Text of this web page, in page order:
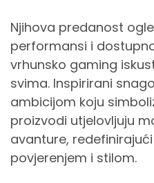
Njihova predanost
performansi i
vrhunsko gaming
svima. Inspirirani
ambicijom koju
proizvodi utjelovljuju
avanture,
povjerenjem i stilom.